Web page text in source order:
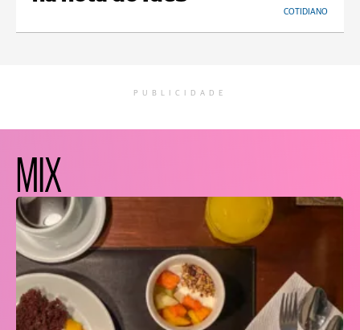
COTIDIANO
PUBLICIDADE
MIX